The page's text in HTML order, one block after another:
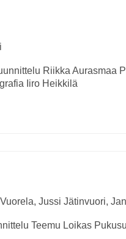
Riikka Aurasmaa
Iiro Heikkilä
Jussi Jätinvuori,
Teemu Loikas